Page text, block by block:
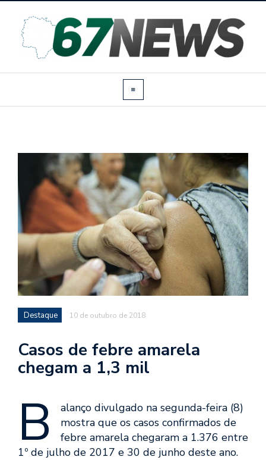
Destaque 10 de outubro de 2018
Casos de febre amarela
chegam a 1,3 mil
B
alanço divulgado na segunda-feira (8)
mostra que os casos confirmados de
febre amarela chegaram a 1.376 entre
1º de julho de 2017 e 30 de junho deste ano.